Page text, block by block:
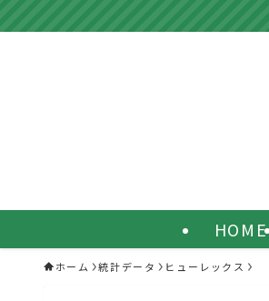
HOME
ホーム 統計データ ヒューレックス